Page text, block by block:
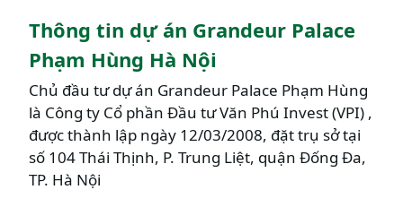
Thông tin dự án Grandeur Palace
Phạm Hùng Hà Nội
Chủ đầu tư dự án Grandeur Palace Phạm Hùng
là Công ty Cổ phần Đầu tư Văn Phú Invest (VPI) ,
được thành lập ngày 12/03/2008, đặt trụ sở tại
số 104 Thái Thịnh, P. Trung Liệt, quận Đống Đa,
TP. Hà Nội